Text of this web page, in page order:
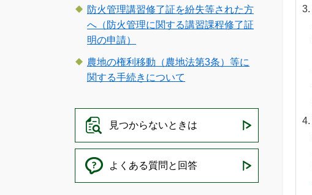
防火管理講習修了証を紛失等された方
へ（防火管理に関する講習課程修了証
明の申請）
農地の権利移動（農地法第3条）等に
関する手続きについて
見つからないときは
よくある質問と回答